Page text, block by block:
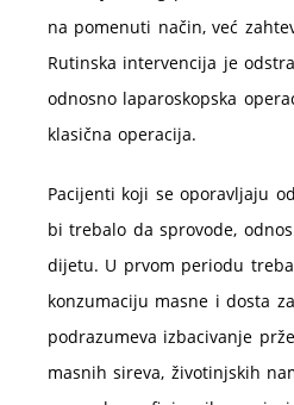
na pomenuti način, već
Rutinska intervencija je
odnosno laparoskopska
klasična operacija.
Pacijenti koji se oporavljaju
bi trebalo da sprovode,
dijetu. U prvom periodu
konzumaciju masne i dosta
podrazumeva izbacivanje
masnih sireva, životinjskih